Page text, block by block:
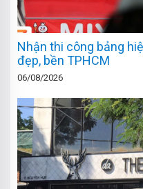
Nhận thi công bảng
đẹp, bền TPHCM
06/08/2026